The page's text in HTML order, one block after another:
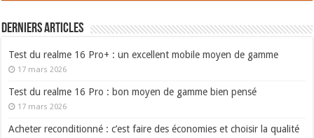
Derniers articles
Test du realme 16 Pro+ : un excellent mobile moyen de gamme
17 mars 2026
Test du realme 16 Pro : bon moyen de gamme bien pensé
17 mars 2026
Acheter reconditionné : c’est faire des économies et choisir la qualité